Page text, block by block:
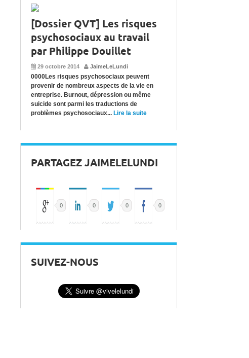
[Dossier QVT] Les risques
psychosociaux au travail
par Philippe Douillet
29 octobre 2014 JaimeLeLundi
0000Les risques psychosociaux peuvent
provenir de nombreux aspects de la vie en
entreprise. Burnout, dépression ou même
suicide sont parmi les traductions de
problèmes psychosociaux... Lire la suite
PARTAGEZ JAIMELELUNDI
0 0 0 0
SUIVEZ-NOUS